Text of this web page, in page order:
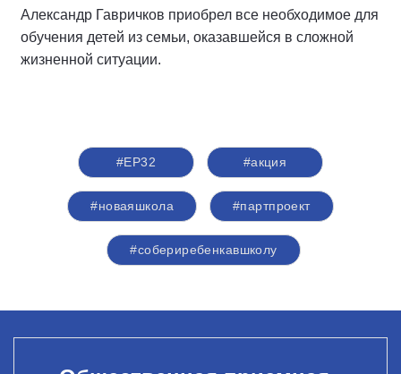
Александр Гавричков приобрел все необходимое для
обучения детей из семьи, оказавшейся в сложной
жизненной ситуации.
#ЕР32 #акция
#новаяшкола #партпроект
#собериребенкавшколу